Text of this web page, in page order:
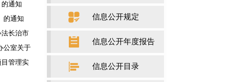
通知
的通知
长治市
公室关于
管理实
信息公开规定
信息公开年度报告
信息公开目录